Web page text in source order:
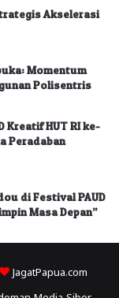
Akselerasi
Momentum
Polisentris
Kreatif HUT RI ke-
Peradaban
di Festival PAUD
Masa Depan”
JagatPapua.com